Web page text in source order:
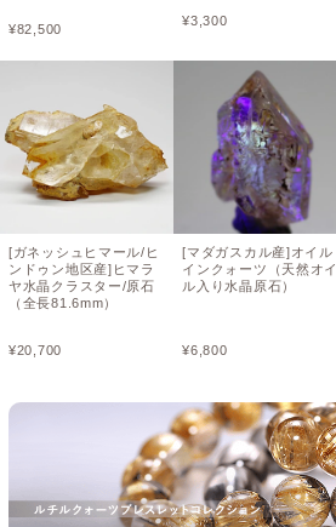
¥82,500
[ガネッシュヒマール/ヒ
ンドゥン地区産]ヒマラ
ヤ水晶クラスター/原石
（全長81.6mm）
¥20,700
¥3,300
[マダガスカル産]オイル
インクォーツ（天然オイ
ル入り水晶原石）
¥6,800